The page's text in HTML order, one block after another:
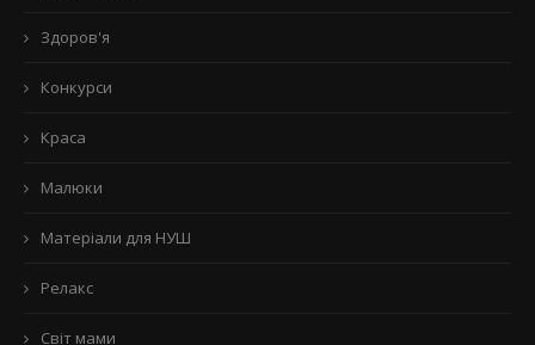
Здоров'я
Конкурси
Краса
Малюки
Матеріали для НУШ
Релакс
Світ мами